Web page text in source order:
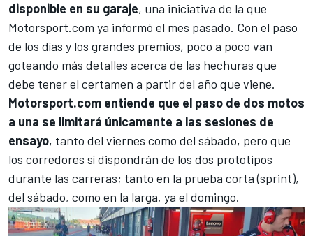
disponible en su garaje, una iniciativa de la que
Motorsport.com ya informó el mes pasado. Con el paso
de los días y los grandes premios, poco a poco van
goteando más detalles acerca de las hechuras que
debe tener el certamen a partir del año que viene.
Motorsport.com entiende que el paso de dos motos
a una se limitará únicamente a las sesiones de
ensayo, tanto del viernes como del sábado, pero que
los corredores sí dispondrán de los dos prototipos
durante las carreras; tanto en la prueba corta (sprint),
del sábado, como en la larga, ya el domingo.